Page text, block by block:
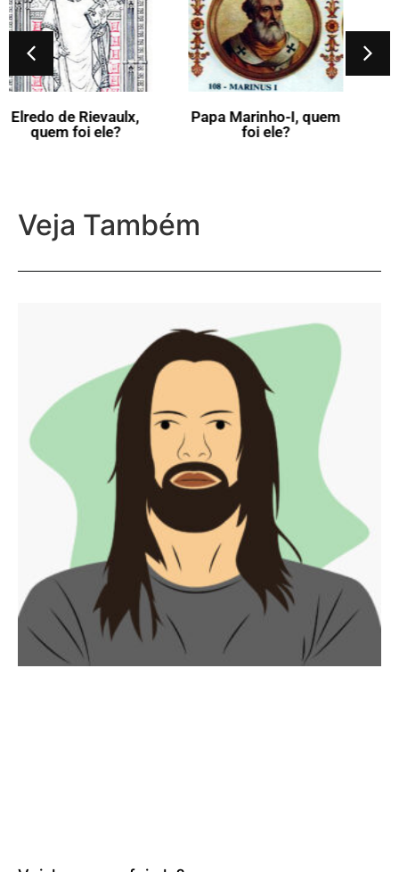
Papa Marinho-I, quem
foi ele?
Papa Adriano-III,
quem foi ele?
Veja Também